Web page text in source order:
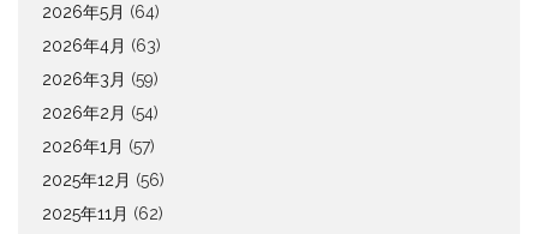
2026年5月 (64)
2026年4月 (63)
2026年3月 (59)
2026年2月 (54)
2026年1月 (57)
2025年12月 (56)
2025年11月 (62)